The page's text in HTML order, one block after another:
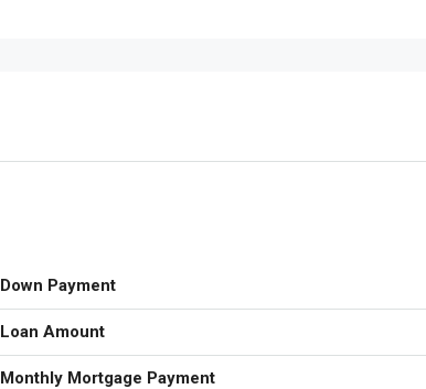
Down Payment
Loan Amount
Monthly Mortgage Payment